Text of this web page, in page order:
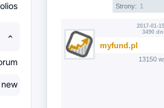
Strony: 1
2017-01-
3490
myfund.pl
13150